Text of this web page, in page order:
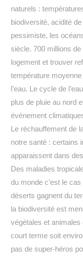
naturels :
biodiversité, acidité de
pessimiste, les
siècle. 700 millions
logement et trouver
température moyenne
l’eau. Le cycle de
plus de pluie au nord
événement
Le réchauffement de
notre santé : certains
apparaissent dans
Des maladies
du monde c’est le
déserts gagnent du
la biodiversité est
végétales et
court terme soit
pas de super-héros